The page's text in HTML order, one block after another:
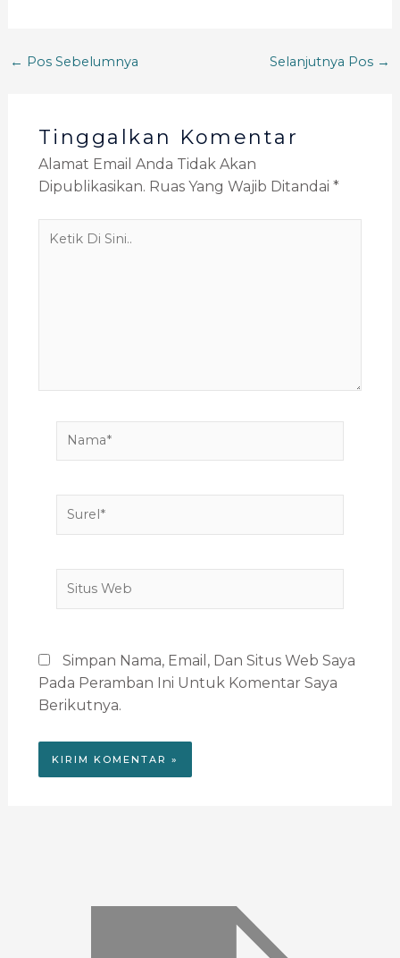
← Pos Sebelumnya Selanjutnya Pos →
Tinggalkan Komentar
Alamat Email Anda Tidak Akan
Dipublikasikan. Ruas Yang Wajib Ditandai *
Nama*
Surel*
Situs
Simpan Nama, Email, Dan Situs Web Saya
Pada Peramban Ini Untuk Komentar Saya
Berikutnya.